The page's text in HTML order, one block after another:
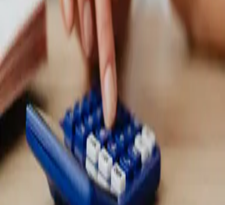
Férové ceny bez skrytých poplatkov Vopred vám vysvetlíme, čo všetko
cena zahŕňa - a žiadne prekvapenia vás nečakajú.
Sme presvedčení, že kvalitná montáž a spoľahlivý servis začínajú
dôverou. Ak vás zaujíma náš príbeh, hodnoty a to, čo nás odlišuje,
prečítajte si viac na stránke O nás
Viac o nás